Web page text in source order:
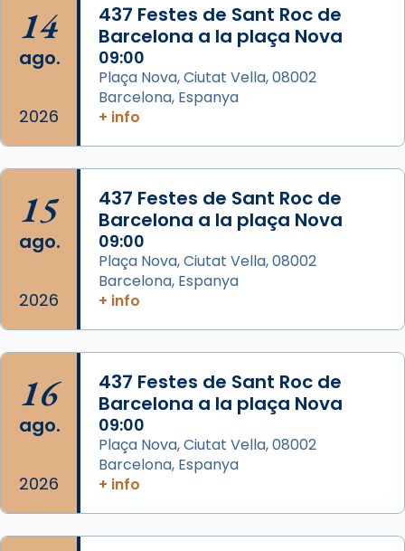
Arquebisbat de Barcelona
2 weeks ago
Memòria de les santes Juliana i
Semproniana, verges i màrtirs.
Acompanyant la història de sant Cugat, a
partir de l’Edat Mitjana sorgeix la tradició
que les santes Juliana (“relatiu a Júlia”) i
Semproniana (“relatiu a Semprònia =
eterna”) són deixebles seves. I l’any 1667, el
frare Joan Gaspar Roig, afirma en una obra
que les santes són filles de l’antiga Iluro.
Mataró en reivindicarà les relíq
...
14
ago.
2026
437 Festes de Sant Roc de
Barcelona a la plaça Nova
09:00
Plaça Nova, Ciutat Vella, 08002
Barcelona, Espanya
+ info
15
ago.
2026
437 Festes de Sant Roc de
Barcelona a la plaça Nova
09:00
Plaça Nova, Ciutat Vella, 08002
Barcelona, Espanya
+ info
16
ago.
2026
437 Festes de Sant Roc de
Barcelona a la plaça Nova
09:00
Plaça Nova, Ciutat Vella, 08002
Barcelona, Espanya
+ info